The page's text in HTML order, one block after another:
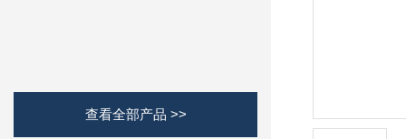
查看全部产品 >>